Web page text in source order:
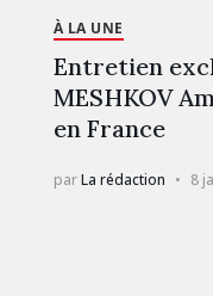
À LA UNE
Entretien
MESHKOV
en France
parLa rédaction 8